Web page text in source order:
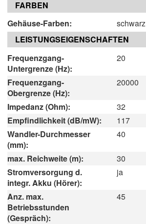
FARBEN
Gehäuse-Farben:
schwarz
LEISTUNGSEIGENSCHAFTEN
Frequenzgang-
Untergrenze (Hz):
20
Frequenzgang-
Obergrenze (Hz):
20000
Impedanz (Ohm):
32
Empfindlichkeit (dB/mW):
117
Wandler-Durchmesser
(mm):
40
max. Reichweite (m):
30
Stromversorgung d.
integr. Akku (Hörer):
ja
Anz. max.
Betriebsstunden
(Gespräch):
45